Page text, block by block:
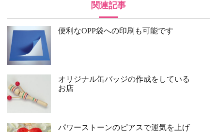
関連記事
便利なOPP袋への印刷も可能です
オリジナル缶バッジの作成をしている
お店
パワーストーンのピアスで運気を上げ